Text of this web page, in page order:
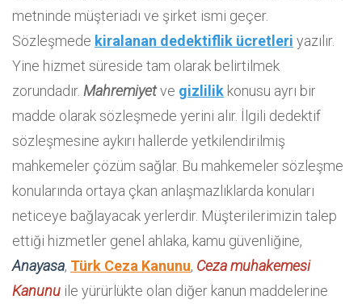
metninde müşteriadı ve şirket ismi geçer.
Sözleşmede kiralanan dedektiflik ücretleri yazılır.
Yine hizmet süreside tam olarak belirtilmek
zorundadır. Mahremiyetve gizlilik konusu ayrı bir
madde olarak sözleşmede yerini alır. İlgili dedektif
sözleşmesine aykırı hallerde yetkilendirilmiş
mahkemeler çözüm sağlar. Bu mahkemeler sözleşme
konularında ortaya çkan anlaşmazlıklarda konuları
neticeye bağlayacak yerlerdir. Müşterilerimizin talep
ettiği hizmetler genel ahlaka, kamu güvenliğine,
Anayasa, Türk Ceza Kanunu, Ceza muhakemesi
Kanunu ile yürürlükte olan diğer kanun maddelerine